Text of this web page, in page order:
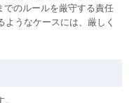
でのルールを厳守する責任
うなケースには、厳しく